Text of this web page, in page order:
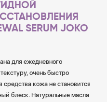
SERUM JOKO
для ежедневного
очень быстро
средства кожа не становится
блеск. Натуральные масла